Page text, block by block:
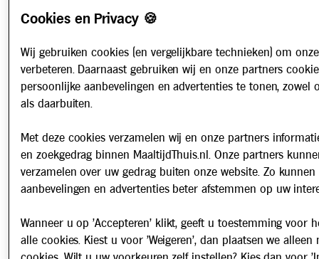
Cookies en Privacy 🍪
Wij gebruiken cookies (en vergelijkbare technieken) om
verbeteren. Daarnaast gebruiken wij en onze partners
persoonlijke aanbevelingen en advertenties te tonen, zowel
als daarbuiten.
Met deze cookies verzamelen wij en onze partners
en zoekgedrag binnen MaaltijdThuis.nl. Onze partners
verzamelen over uw gedrag buiten onze website. Zo kunnen
aanbevelingen en advertenties beter afstemmen op uw
Wanneer u op 'Accepteren' klikt, geeft u toestemming voor
alle cookies. Kiest u voor 'Weigeren', dan plaatsen we alleen